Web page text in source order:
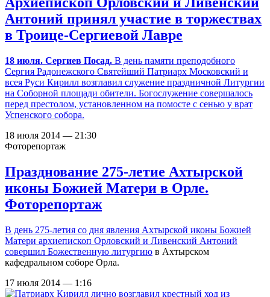
Антоний принял участие в торжествах
в Троице-Сергиевой Лавре
18 июля. Сергиев Посад. В день памяти преподобного
Сергия Радонежского Святейший Патриарх Московский и
всея Руси Кирилл возглавил служение праздничной Литургии
на Соборной площади обители. Богослужение совершалось
перед престолом, установленном на помосте с сенью у врат
Успенского собора.
18 июля 2014 — 21:30
Фоторепортаж
Празднование 275-летие Ахтырской
иконы Божией Матери в Орле.
Фоторепортаж
В день 275-летия со дня явления Ахтырской иконы Божией
Матери архиепископ Орловский и Ливенский Антоний
совершил Божественную литургию в Ахтырском
кафедральном соборе Орла.
17 июля 2014 — 1:16